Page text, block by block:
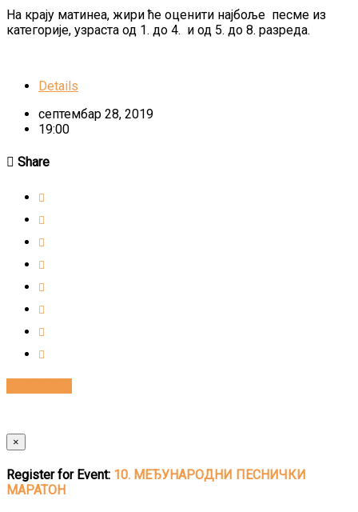
На крају матинеа, жири ће оценити најбоље песме из
категорије, узраста од 1. до 4. и од 5. до 8. разреда.
Details
септембар 28, 2019
19:00
Share
×
Register for Event: 10. МЕЂУНАРОДНИ ПЕСНИЧКИ
МАРАТОН